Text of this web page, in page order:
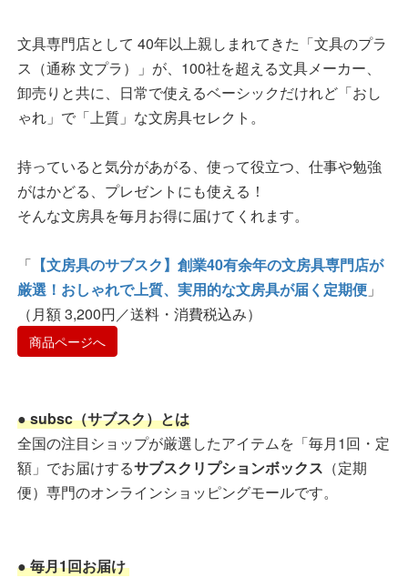
文具専門店として 40年以上親しまれてきた「文具のプラ
ス（通称 文プラ）」が、100社を超える文具メーカー、
卸売りと共に、日常で使えるベーシックだけれど「おし
ゃれ」で「上質」な文房具セレクト。
持っていると気分があがる、使って役立つ、仕事や勉強
がはかどる、プレゼントにも使える！
そんな文房具を毎月お得に届けてくれます。
「 【文房具のサブスク】創業40有余年の文房具専門店が
厳選！おしゃれで上質、実用的な文房具が届く定期便 」
（月額 3,200円／送料・消費税込み）
商品ページへ
● subsc（サブスク）とは
全国の注目ショップが厳選したアイテムを「毎月1回・定
額」でお届けするサブスクリプションボックス （定期
便）専門のオンラインショッピングモールです。
● 毎月1回お届け